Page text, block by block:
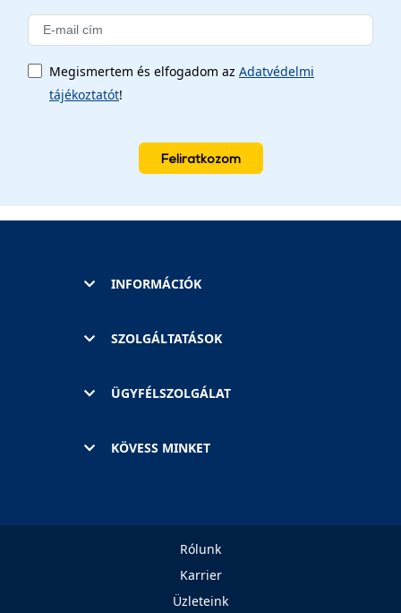
Megismertem és elfogadom az Adatvédelmi
tájékoztatót!
Feliratkozom
INFORMÁCIÓK
SZOLGÁLTATÁSOK
ÜGYFÉLSZOLGÁLAT
KÖVESS MINKET
Rólunk
Karrier
Üzleteink